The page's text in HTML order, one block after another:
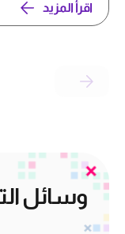
اقرأ المزيد
وسائل